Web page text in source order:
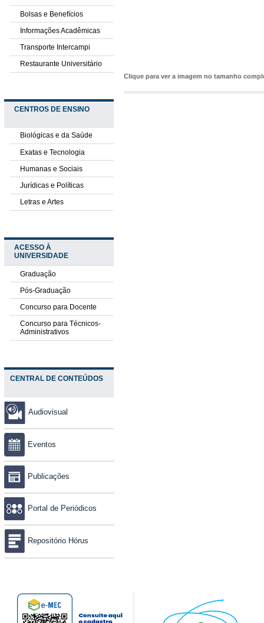
Bolsas e Benefícios
Informações Acadêmicas
Transporte Intercampi
Restaurante Universitário
CENTROS DE ENSINO
Biológicas e da Saúde
Exatas e Tecnologia
Humanas e Sociais
Jurídicas e Políticas
Letras e Artes
ACESSO À
UNIVERSIDADE
Graduação
Pós-Graduação
Concurso para Docente
Concurso para Técnicos-
Administrativos
CENTRAL DE CONTEÚDOS
Audiovisual
Eventos
Publicações
Portal de Periódicos
Repositório Hórus
Clique para ver a imagem no tamanho